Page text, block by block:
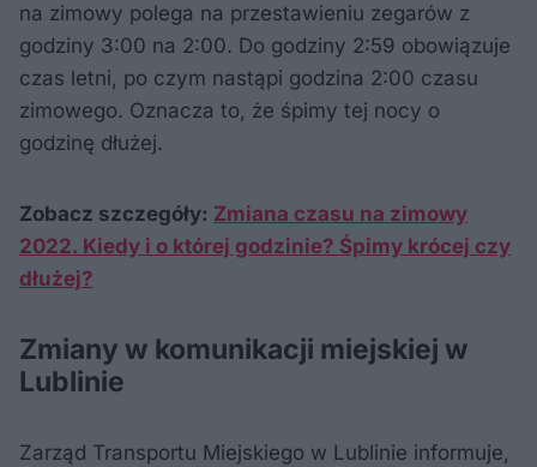
na zimowy polega na przestawieniu zegarów z
godziny 3:00 na 2:00. Do godziny 2:59 obowiązuje
czas letni, po czym nastąpi godzina 2:00 czasu
zimowego. Oznacza to, że śpimy tej nocy o
godzinę dłużej.
Zobacz szczegóły: Zmiana czasu na zimowy
2022. Kiedy i o której godzinie? Śpimy krócej czy
dłużej?
Zmiany w komunikacji miejskiej w
Lublinie
Zarząd Transportu Miejskiego w Lublinie informuje,